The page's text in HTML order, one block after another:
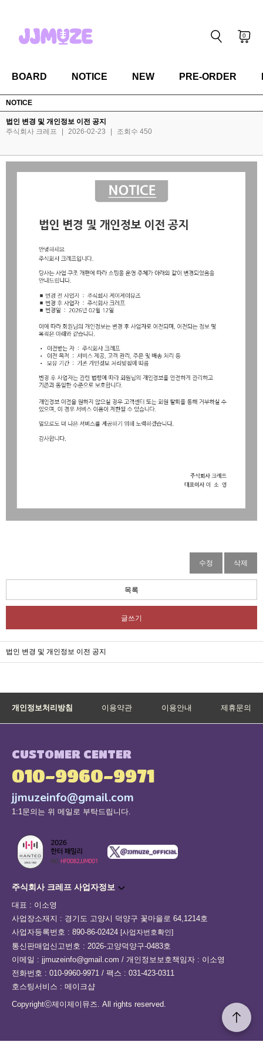
0
BOARD NOTICE NEW PRE-ORDER
NOTICE
법인 변경 및 개인정보 이전 공지
주식회사 크레프
2026-02-23 조회수 450
수정 삭제
목록
글쓰기
법인 변경 및 개인정보 이전 공지
개인정보처리방침 이용약관 이용안내 제휴문의
CUSTOMER CENTER
010-9960-9971
jjmuzeinfo@gmail.com
1:1문의는 위 메일로 부탁드립니다.
주식회사 크레프 사업자정보
대표 : 이소영
사업장소재지 : 경기도 고양시 덕양구 꽃마을로 64,1214호
사업자등록번호 : 890-86-02424 [사업자번호확인]
통신판매업신고번호 : 2026-고양덕양구-0483호
이메일 : jjmuzeinfo@gmail.com / 개인정보보호책임자 : 이소영
전화번호 : 010-9960-9971 / 팩스 : 031-423-0311
호스팅서비스 : 메이크샵
Copyrightⓒ제이제이뮤즈. All rights reserved.